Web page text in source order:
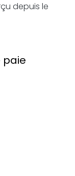
depuis le
paie